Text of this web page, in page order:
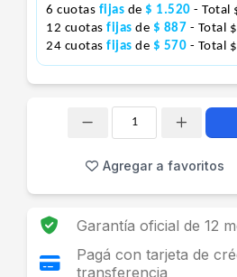
6 cuotas fijas de $ 1.520 - Total
12 cuotas fijas de $ 887 - Total
24 cuotas fijas de $ 570 - Total
Agregar a favoritos
Garantía oficial de 12
Pagá con tarjeta de
transferencia